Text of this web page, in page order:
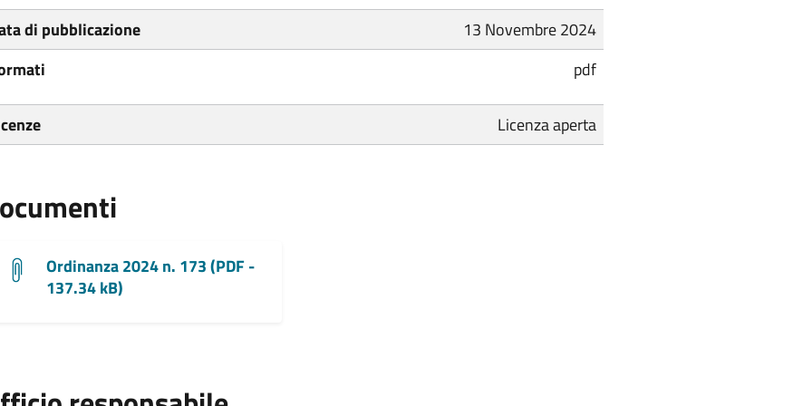
di pubblicazione
13 Novembre 2024
pdf
Licenza aperta
Ordinanza 2024 n. 173 (PDF -
137.34 kB)